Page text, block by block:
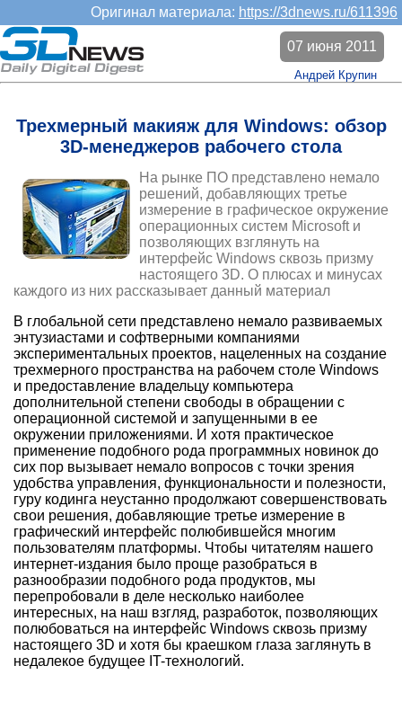
Оригинал материала: https://3dnews.ru/611396
Трехмерный макияж для Windows: обзор
3D-менеджеров рабочего стола
На рынке ПО представлено немало
решений, добавляющих третье
измерение в графическое окружение
операционных систем Microsoft и
позволяющих взглянуть на
интерфейс Windows сквозь призму
настоящего 3D. О плюсах и минусах
каждого из них рассказывает данный материал
07 июня 2011
Андрей Крупин
В глобальной сети представлено немало развиваемых
энтузиастами и софтверными компаниями
экспериментальных проектов, нацеленных на создание
трехмерного пространства на рабочем столе Windows
и предоставление владельцу компьютера
дополнительной степени свободы в обращении с
операционной системой и запущенными в ее
окружении приложениями. И хотя практическое
применение подобного рода программных новинок до
сих пор вызывает немало вопросов с точки зрения
удобства управления, функциональности и полезности,
гуру кодинга неустанно продолжают совершенствовать
свои решения, добавляющие третье измерение в
графический интерфейс полюбившейся многим
пользователям платформы. Чтобы читателям нашего
интернет-издания было проще разобраться в
разнообразии подобного рода продуктов, мы
перепробовали в деле несколько наиболее
интересных, на наш взгляд, разработок, позволяющих
полюбоваться на интерфейс Windows сквозь призму
настоящего 3D и хотя бы краешком глаза заглянуть в
недалекое будущее IT-технологий.